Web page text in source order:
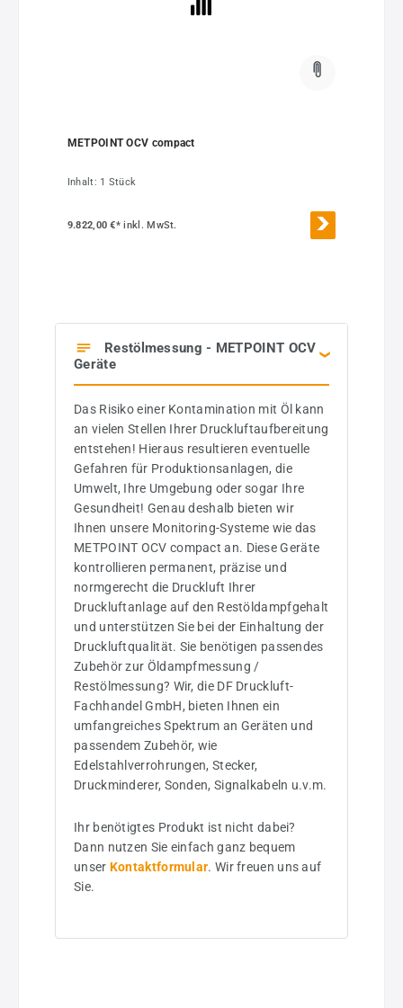
METPOINT OCV compact
Inhalt: 1 Stück
9.822,00 €*inkl. MwSt.
Restölmessung - METPOINT OCV
Geräte
Das Risiko einer Kontamination mit Öl kann
an vielen Stellen Ihrer Druckluftaufbereitung
entstehen! Hieraus resultieren eventuelle
Gefahren für Produktionsanlagen, die
Umwelt, Ihre Umgebung oder sogar Ihre
Gesundheit! Genau deshalb bieten wir
Ihnen unsere Monitoring-Systeme wie das
METPOINT OCV compact an. Diese Geräte
kontrollieren permanent, präzise und
normgerecht die Druckluft Ihrer
Druckluftanlage auf den Restöldampfgehalt
und unterstützen Sie bei der Einhaltung der
Druckluftqualität. Sie benötigen passendes
Zubehör zur Öldampfmessung /
Restölmessung? Wir, die DF Druckluft-
Fachhandel GmbH, bieten Ihnen ein
umfangreiches Spektrum an Geräten und
passendem Zubehör, wie
Edelstahlverrohrungen, Stecker,
Druckminderer, Sonden, Signalkabeln u.v.m.
Ihr benötigtes Produkt ist nicht dabei?
Dann nutzen Sie einfach ganz bequem
unser Kontaktformular. Wir freuen uns auf
Sie.